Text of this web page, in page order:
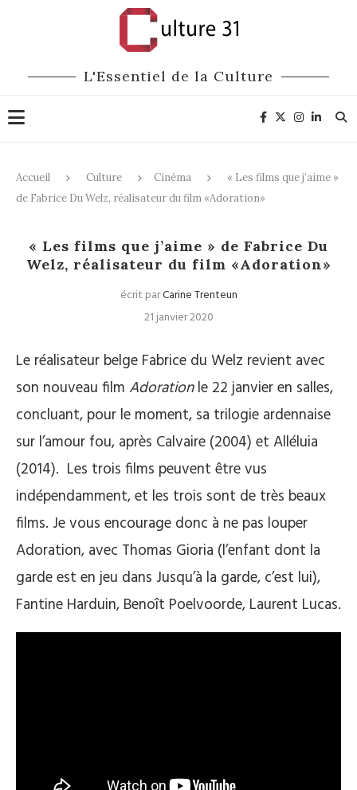
L'Essentiel de la Culture
Accueil Culture Cinéma
« Les films que j’aime »
de Fabrice Du Welz, réalisateur du film «Adoration»
« Les films que j’aime » de Fabrice Du
Welz, réalisateur du film «Adoration»
écrit parCarine Trenteun
21 janvier 2020
Le réalisateur belge Fabrice du Welz revient avec
son nouveau film Adorationle 22 janvier en salles,
concluant, pour le moment, sa trilogie ardennaise
sur l’amour fou, après Calvaire (2004) et Alléluia
(2014). Les trois films peuvent être vus
indépendamment, et les trois sont de très beaux
films. Je vous encourage donc à ne pas louper
Adoration, avec Thomas Gioria (l’enfant dont la
garde est en jeu dans Jusqu’à la garde, c’est lui),
Fantine Harduin, Benoît Poelvoorde, Laurent Lucas.